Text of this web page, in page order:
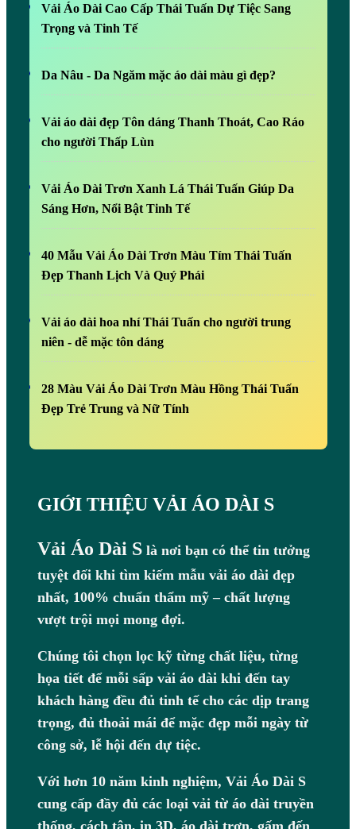
Vải Áo Dài Cao Cấp Thái Tuấn Dự Tiệc Sang
Trọng và Tinh Tế
Da Nâu - Da Ngăm mặc áo dài màu gì đẹp?
Vải áo dài đẹp Tôn dáng Thanh Thoát, Cao Ráo
cho người Thấp Lùn
Vải Áo Dài Trơn Xanh Lá Thái Tuấn Giúp Da
Sáng Hơn, Nổi Bật Tinh Tế
40 Mẫu Vải Áo Dài Trơn Màu Tím Thái Tuấn
Đẹp Thanh Lịch Và Quý Phái
Vải áo dài hoa nhí Thái Tuấn cho người trung
niên - dễ mặc tôn dáng
28 Màu Vải Áo Dài Trơn Màu Hồng Thái Tuấn
Đẹp Trẻ Trung và Nữ Tính
GIỚI THIỆU VẢI ÁO DÀI S
Vải Áo Dài Slà nơi bạn có thể tin tưởng
tuyệt đối khi tìm kiếm mẫu vải áo dài đẹp
nhất, 100% chuẩn thẩm mỹ – chất lượng
vượt trội mọi mong đợi.
Chúng tôi chọn lọc kỹ từng chất liệu, từng
họa tiết để mỗi sấp vải áo dài khi đến tay
khách hàng đều đủ tinh tế cho các dịp trang
trọng, đủ thoải mái để mặc đẹp mỗi ngày từ
công sở, lễ hội đến dự tiệc.
Với hơn 10 năm kinh nghiệm, Vải Áo Dài S
cung cấp đầy đủ các loại vải từ áo dài truyền
thống, cách tân, in 3D, áo dài trơn, gấm đến